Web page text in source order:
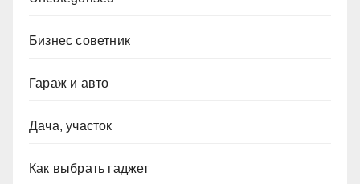
Бизнес советник
Гараж и авто
Дача, участок
Как выбрать гаджет